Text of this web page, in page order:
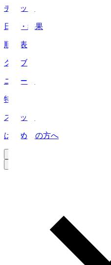
チケット
日程・結果
順位表
クラブ
ニュース
特集
スタッツ
はじめての方へ